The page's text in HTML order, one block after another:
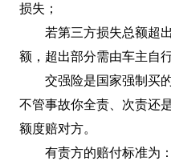
损失；
若第三方损失总额超
额，超出部分需由车主自行
交强险是国家强制买
不管事故你全责、次责还
额度赔对方。
有责方的赔付标准为